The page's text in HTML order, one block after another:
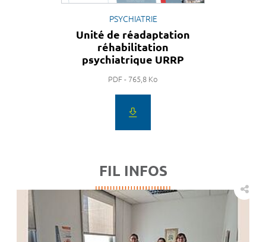
PSYCHIATRIE
Unité de réadaptation
réhabilitation
psychiatrique URRP
PDF - 765,8 Ko
FIL INFOS